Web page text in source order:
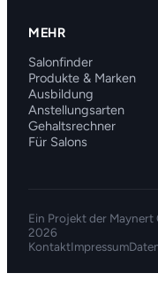
MEHR
Salonfinder
Produkte & Marken
Ausbildung
Anstellungsarten
Gehaltsrechner
Für Salons
Ein Projekt der Maynert
2026
KontaktImpressum